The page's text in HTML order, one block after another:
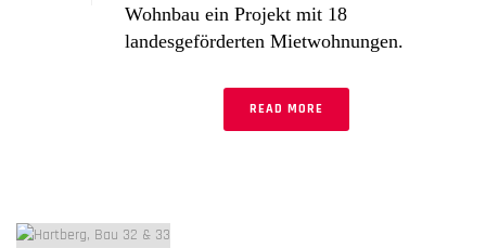
Wohnbau ein Projekt mit 18
landesgeförderten Mietwohnungen.
READ MORE